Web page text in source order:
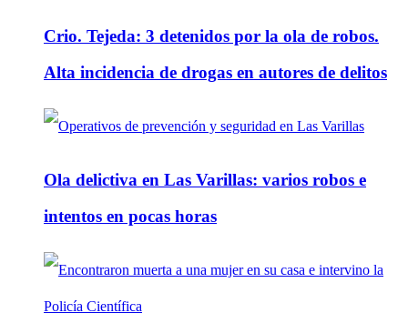
Crio. Tejeda: 3 detenidos por la ola de robos.
Alta incidencia de drogas en autores de delitos
Ola delictiva en Las Varillas: varios robos e
intentos en pocas horas